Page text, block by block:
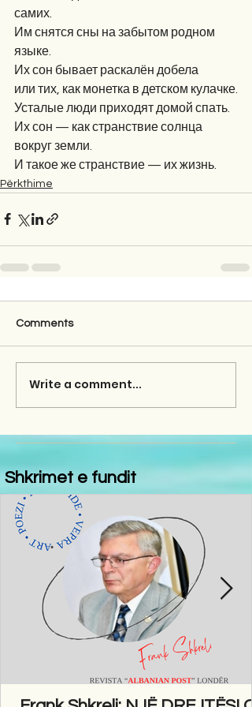
самих.
Им снятся сны на забытом родном
языке.
Их сон бывает раскалён добела
или тих, как монетка в детском кулачке.
Усталые люди приходят домой спать.
Их сон — как странствие солнца
вокруг земли.
И такое же странствие — их жизнь.
Përkthime
Comments
Write a comment...
Shkrimet e fundit